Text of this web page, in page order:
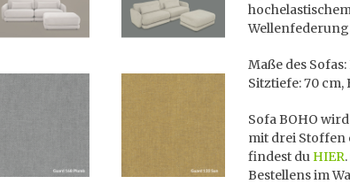
Maße des
Sitztiefe: 70 cm,
Sofa BOHO
mit drei Stoffen
findest du HIER
Bestellens im